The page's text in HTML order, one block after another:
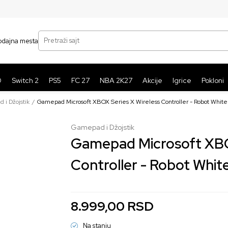
mesta
Pretraži sajt
Switch 2 PS5 FC 27 NBA 2K27 Akcije Igrice Pokloni
i Džojstik Gamepad Microsoft XBOX Series X Wireless Controller - Robot White
Gamepad i Džojstik
Gamepad Microsoft
Controller - Robot
8.999,00 RSD
Na stanju